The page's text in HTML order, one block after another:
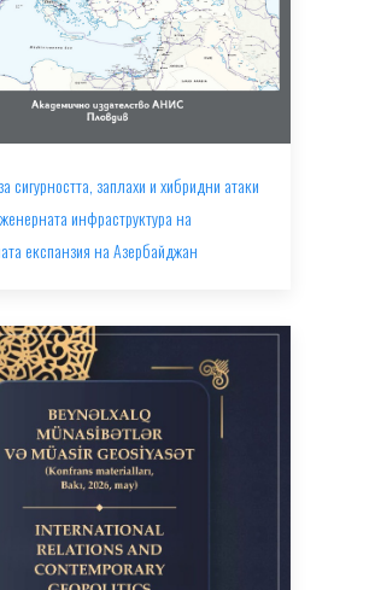
сигурността, заплахи и хибридни атаки
инфраструктура на
експанзия на Азербайджан